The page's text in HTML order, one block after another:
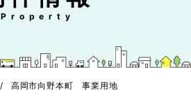
高岡市向野本町 事業用地